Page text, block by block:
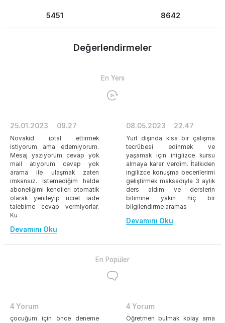
5451 8642
Değerlendirmeler
En Yeni
25.01.2023 09.27
Novakid iptal ettirmek
istiyorum ama edemiyorum.
Mesaj yazıyorum cevap yok
mail atıyorum cevap yok
arama ile ulaşmak zaten
imkansız. İstemediğim halde
aboneliğimi kendileri otomatik
olarak yenileyip ücret iade
talebime cevap vermiyorlar.
Ku
Devamını Oku
08.05.2023 22.47
Yurt dışında kısa bir çalışma
tecrübesi edinmek ve
yaşamak için iniglizce kursu
almaya karar verdim. İtalkiden
ingilizce konuşma becerilerimi
geliştirmek maksadıyla 3 aylık
ders aldım ve derslerin
bitimine yakın hiç bir
bilgilendirme aramas
Devamını Oku
En Popüler
4 Yorum
çocuğum için önce deneme
4 Yorum
Öğretmen bulmak kolay ama